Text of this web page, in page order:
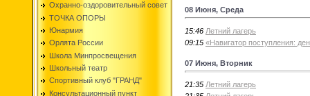
Охранно-оздоровительный совет
ТОЧКА ОПОРЫ
Юнармия
Орлята России
Школа Минпросвещения
Школьный театр
Спортивный клуб "ГРАНД"
Консультационный пункт
08 Июня, Среда
15:46 Летний лагерь
09:15 «Навигатор поступления:
07 Июня, Вторник
21:35 Летний лагерь